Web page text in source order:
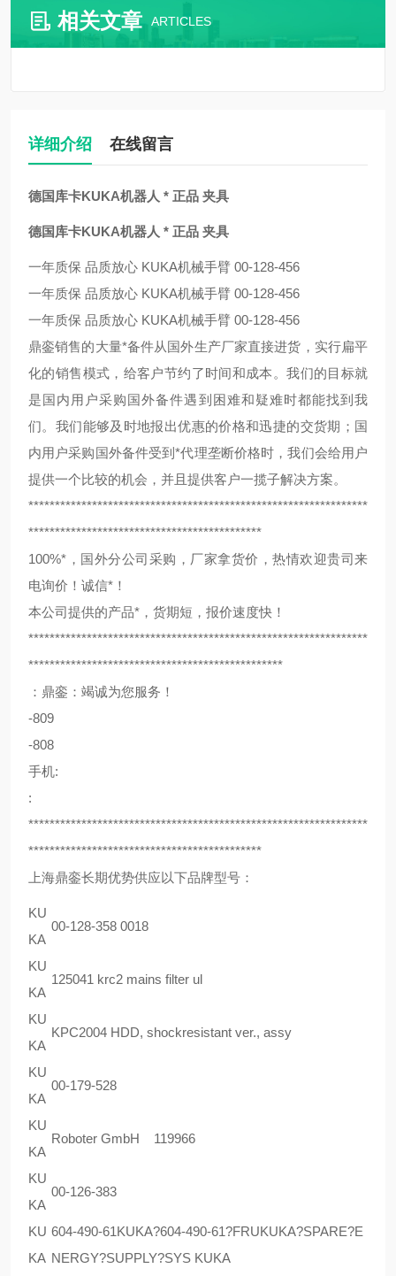
相关文章 ARTICLES
详细介绍 在线留言
德国库卡KUKA机器人 * 正品 夹具
德国库卡KUKA机器人 * 正品 夹具
一年质保 品质放心 KUKA机械手臂 00-128-456
一年质保 品质放心 KUKA机械手臂 00-128-456
一年质保 品质放心 KUKA机械手臂 00-128-456
鼎銮销售的大量*备件从国外生产厂家直接进货，实行扁平
化的销售模式，给客户节约了时间和成本。我们的目标就
是国内用户采购国外备件遇到困难和疑难时都能找到我
们。我们能够及时地报出优惠的价格和迅捷的交货期；国
内用户采购国外备件受到*代理垄断价格时，我们会给用户
提供一个比较的机会，并且提供客户一揽子解决方案。
****************************************************************
********************************************
100%*，国外分公司采购，厂家拿货价，热情欢迎贵司来
电询价！诚信*！
本公司提供的产品*，货期短，报价速度快！
****************************************************************
************************************************
：鼎銮：竭诚为您服务！
-809
-808
手机:
:
****************************************************************
********************************************
上海鼎銮长期优势供应以下品牌型号：
KU
KA
00-128-358 0018
KU
KA
125041 krc2 mains filter ul
KU
KA
KPC2004 HDD, shockresistant ver., assy
KU
KA
00-179-528
KU
KA
Roboter GmbH 119966
KU
KA
00-126-383
KU
KA
604-490-61KUKA?604-490-61?FRUKUKA?SPARE?E
NERGY?SUPPLY?SYS KUKA